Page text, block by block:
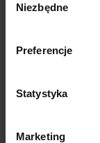
zgody
Niezbędne
Preferencje
Statystyka
Marketing